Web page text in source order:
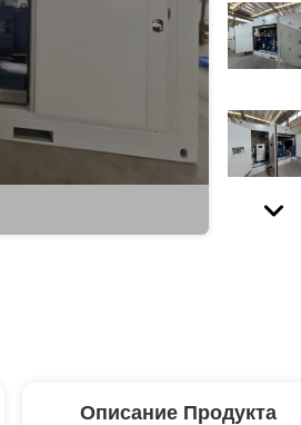
Описание Продукта